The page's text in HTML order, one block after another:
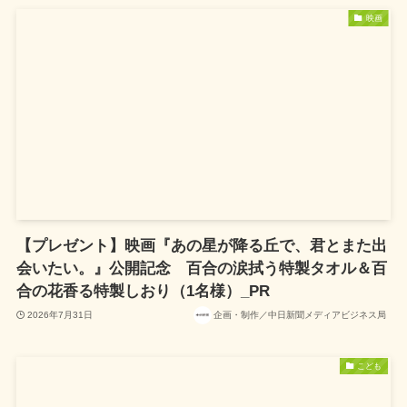
映画
【プレゼント】映画『あの星が降る丘で、君とまた出
会いたい。』公開記念 百合の涙拭う特製タオル＆百
合の花香る特製しおり（1名様）_PR
2026年7月31日 企画・制作／中日新聞メディアビジネス局
こども